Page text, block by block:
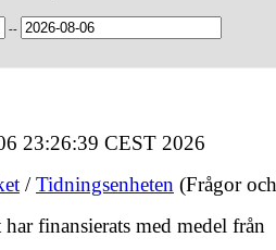
--
23:26:39 CEST 2026
/Tidningsenheten (Frågor
finansierats med medel från